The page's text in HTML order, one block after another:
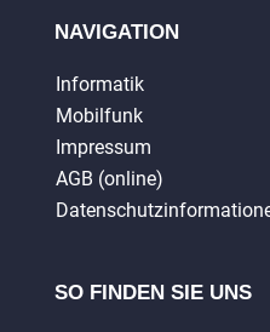
NAVIGATION
Informatik
Mobilfunk
Impressum
AGB (online)
SO FINDEN SIE UNS